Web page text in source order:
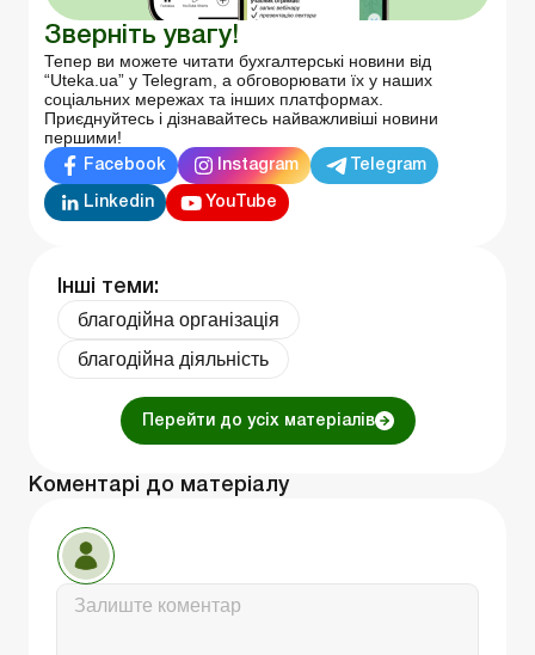
Зверніть увагу!
Тепер ви можете читати бухгалтерські новини від
“Uteka.ua” у Telegram, а обговорювати їх у наших
соціальних мережах та інших платформах.
Приєднуйтесь і дізнавайтесь найважливіші новини
першими!
Facebook Instagram Telegram
Linkedin YouTube
Інші теми:
благодійна організація
благодійна діяльність
Перейти до усіх матеріалів
Коментарі до матеріалу